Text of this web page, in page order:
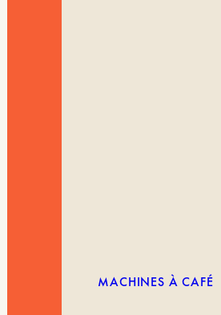
MACHINES À CAFÉ